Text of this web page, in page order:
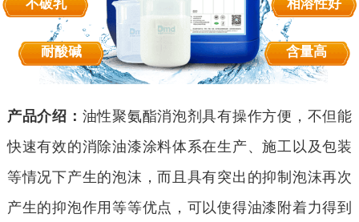
不破乳
耐酸碱
相溶性好
含量高
产品介绍： 油性聚氨酯消泡剂具有操作方便，不但能
快速有效的消除油漆涂料体系在生产、施工以及包装
等情况下产生的泡沫，而且具有突出的抑制泡沫再次
产生的抑泡作用等等优点，可以使得油漆附着力得到